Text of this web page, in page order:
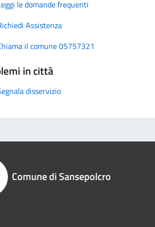
le domande frequenti
Assistenza
il comune 05757321
in città
disservizio
Comune di Sansepolcro